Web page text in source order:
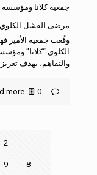
جمعية كلانا
مرضى الفشل الكلوي
وقّعت جمعية الأمير
الكلوي “كلانا”
والتفاهم، بهدف
0
more
2
8
9